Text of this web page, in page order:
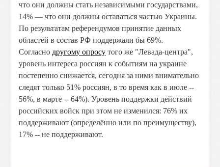
что они должны стать независимыми государствами,
14% — что они должны оставаться частью Украины.
По результатам референдумов принятие данных
областей в состав РФ поддержали бы 69%.
Согласно другому опросу того же "Левада-центра",
уровень интереса россиян к событиям на украине
постепенно снижается, сегодня за ними внимательно
следят только 51% россиян, в то время как в июле --
56%, в марте -- 64%). Уровень поддержки действий
российских войск при этом не изменился: 76% их
поддерживают (определённо или по преимуществу),
17% -- не поддерживают.